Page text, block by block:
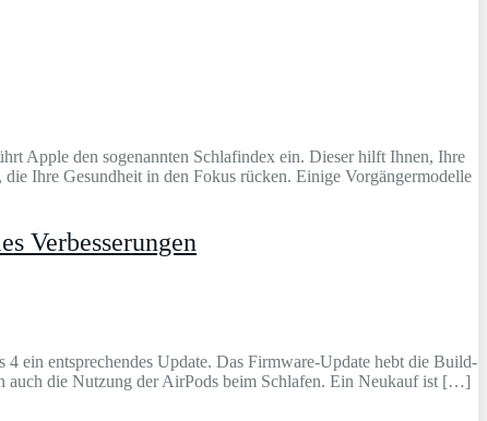
Apple den sogenannten Schlafindex ein. Dieser hilft Ihnen, Ihre
Ihre Gesundheit in den Fokus rücken. Einige Vorgängermodelle
Verbesserungen
ein entsprechendes Update. Das Firmware-Update hebt die Build-
auch die Nutzung der AirPods beim Schlafen. Ein Neukauf ist […]